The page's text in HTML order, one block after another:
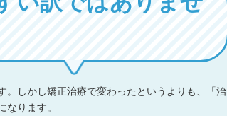
。しかし矯正治療で変わったというよりも、「治
ります。